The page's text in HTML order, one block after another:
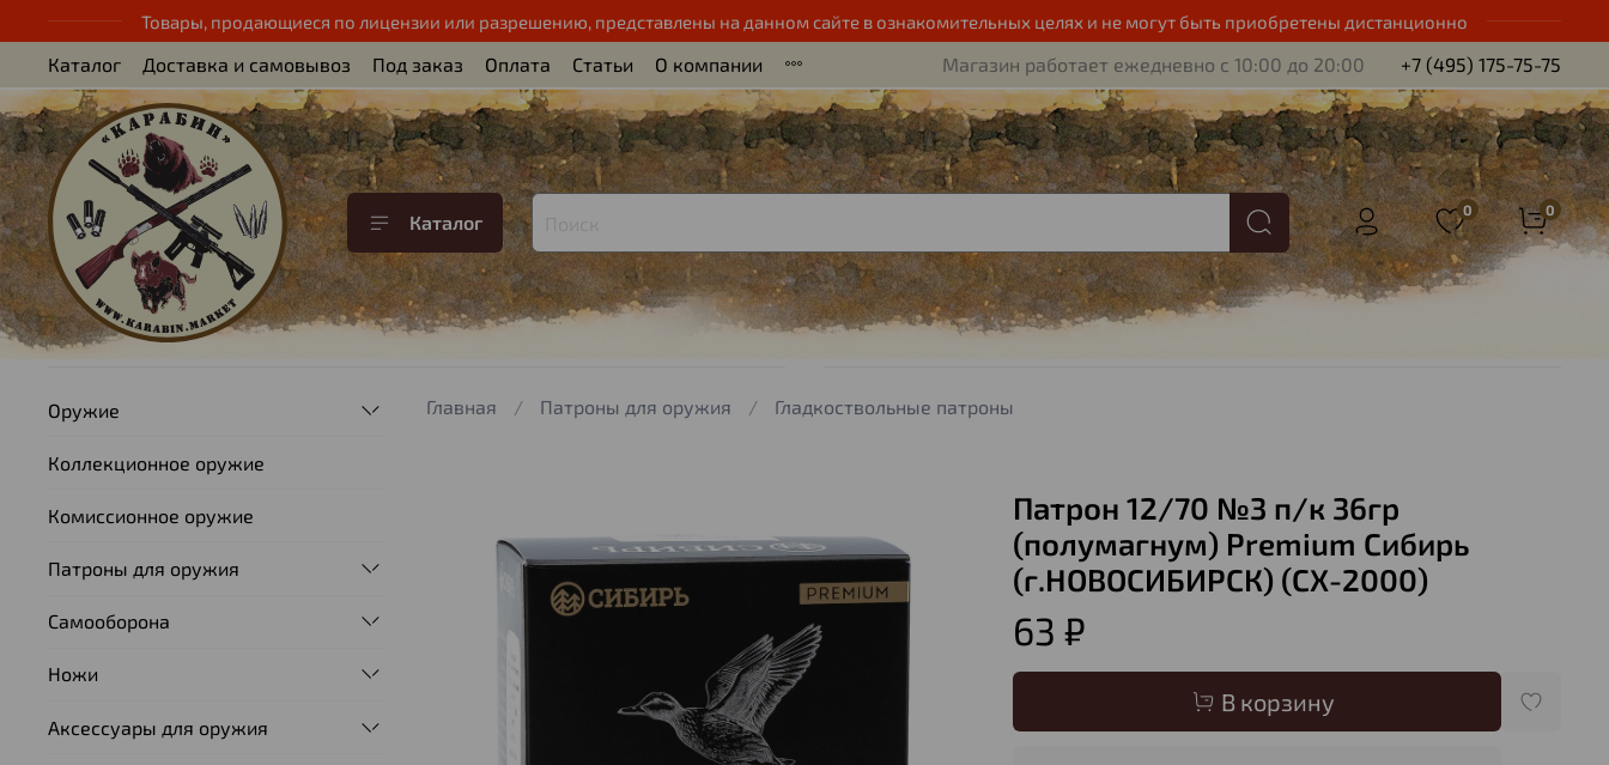
Товары, продающиеся по лицензии или разрешению, представлены на данном сайте в ознакомительных целях и не могут быть приобретены дистанционно
Каталог Доставка и самовывоз Под заказ Оплата Статьи О компании Магазин работает ежедневно с 10:00 до 20:00 +7 (495) 175-75-75
Каталог
0 0
Главная Патроны для оружия Гладкоствольные патроны
Патрон 12/70 №3 п/к 36гр
(полумагнум) Premium Сибирь
(г.НОВОСИБИРСК) (CX-2000)
63 ₽
В корзину
Оружие
Коллекционное оружие
Комиссионное оружие
Патроны для оружия
Самооборона
Ножи
Аксессуары для оружия